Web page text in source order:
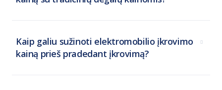
Kaip galiu sužinoti elektromobilio įkrovimo
kainą prieš pradedant įkrovimą?